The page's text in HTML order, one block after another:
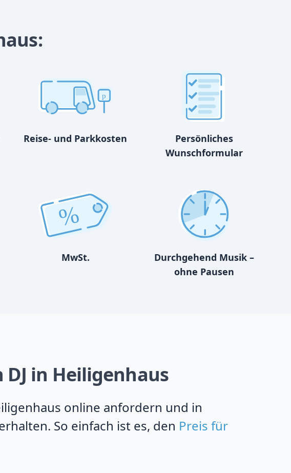
p
Reise- und Parkkosten
Persönliches
Wunschformular
%
MwSt.
Durchgehend Musik –
ohne Pausen
in Heiligenhaus
online anfordern und in
So einfach ist es, den Preis für